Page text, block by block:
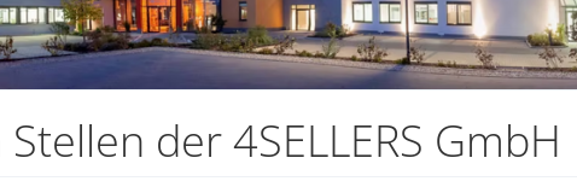
der 4SELLERS GmbH